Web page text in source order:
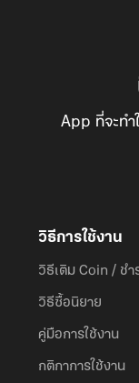
App ที่จะท
วิธีการใช้งาน
วิธีเติม Coin / ชำ
วิธีซื้อนิยาย
คู่มือการใช้งาน
กติกาการใช้งาน